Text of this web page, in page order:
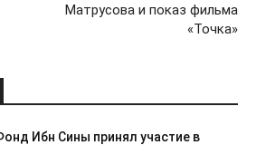
Матрусова и показ фильма
«Точка»
Ибн Сины принял участие в